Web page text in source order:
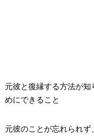
元彼と復縁する方法が
めにできること
元彼のことが忘れられ